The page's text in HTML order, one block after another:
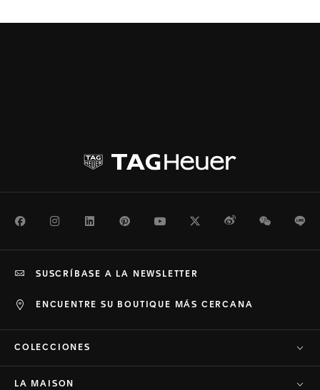
FacebookInstagramLinkedInPinterestYoutubeTwitterWeiboWeChat
ENCUENTRE SU BOUTIQUE MÁS CERCANA
SUSCRÍBASE A LA NEWSLETTER
COLECCIONES
LA MAISON